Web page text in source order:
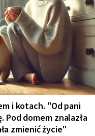
i kotach. "Od pani
Pod domem znalazła
zmienić życie"